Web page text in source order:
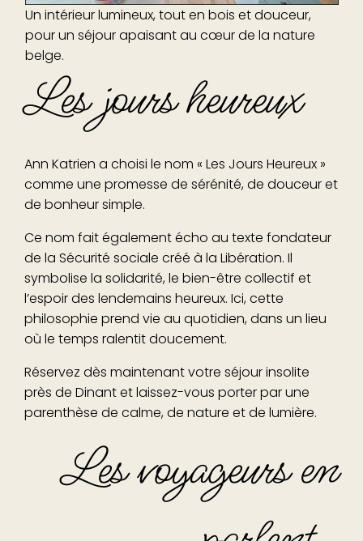
Un intérieur lumineux, tout en bois et douceur,
pour un séjour apaisant au cœur de la nature
belge.
Les jours heureux
Ann Katrien a choisi le nom « Les Jours Heureux »
comme une promesse de sérénité, de douceur et
de bonheur simple.
Ce nom fait également écho au texte fondateur
de la Sécurité sociale créé à la Libération. Il
symbolise la solidarité, le bien-être collectif et
l’espoir des lendemains heureux. Ici, cette
philosophie prend vie au quotidien, dans un lieu
où le temps ralentit doucement.
Réservez dès maintenant votre séjour insolite
près de Dinant et laissez-vous porter par une
parenthèse de calme, de nature et de lumière.
Les voyageurs en